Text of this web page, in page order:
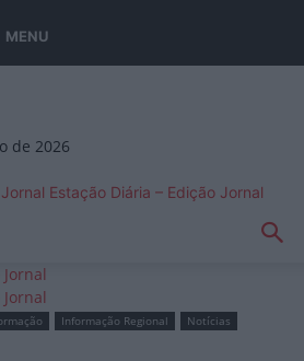
MENU
de 2026
Estação Diária – Edição Jornal
Informação Regional
Notícias